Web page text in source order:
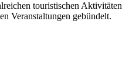
touristischen Aktivitäten
Veranstaltungen gebündelt.